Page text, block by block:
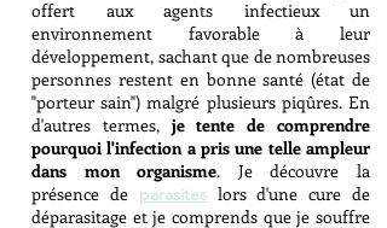
offert aux agents infectieux un
environnement favorable à leur
développement, sachant que de nombreuses
personnes restent en bonne santé (état de
"porteur sain") malgré plusieurs piqûres. En
d'autres termes, je tente de comprendre
pourquoi l'infection a pris une telle ampleur
dans mon organisme. Je découvre la
présence de parasites lors d'une cure de
déparasitage et je comprends que je souffre